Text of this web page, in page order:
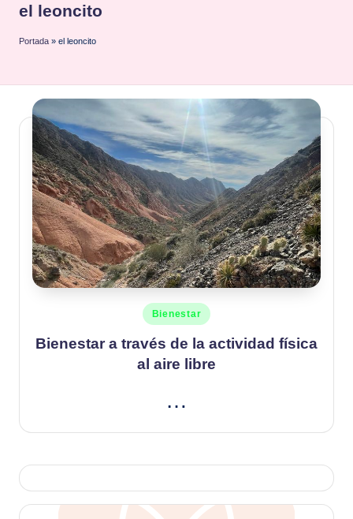
el leoncito
Portada » el leoncito
Publicado
en
Bienestar
Bienestar a través de la actividad física
al aire libre
…